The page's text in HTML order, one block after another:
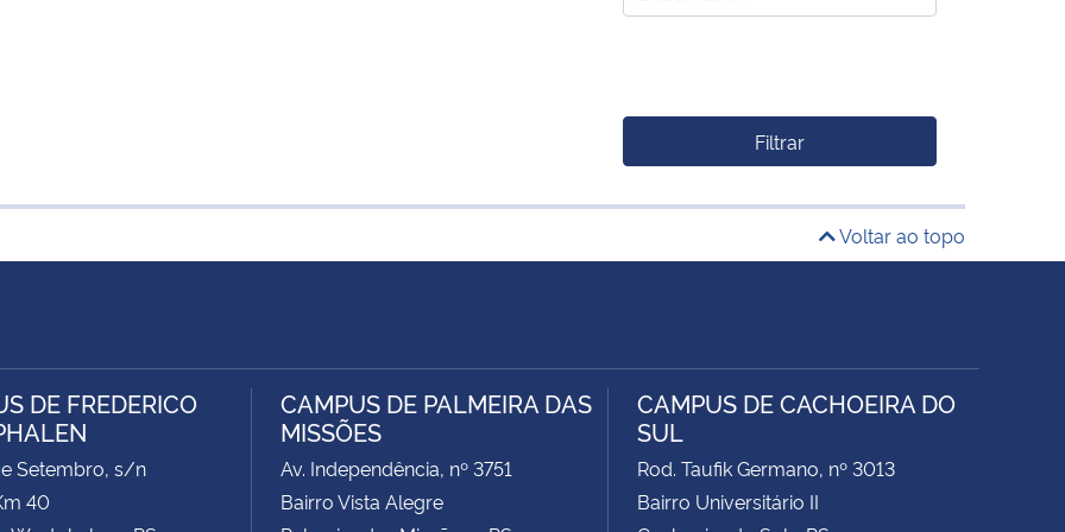
Filtrar
Voltar ao topo
DE FREDERICO
Setembro, s/n
40
CAMPUS DE PALMEIRA DAS
MISSÕES
Av. Independência, nº 3751
Bairro Vista Alegre
CAMPUS DE CACHOEIRA DO
SUL
Rod. Taufik Germano, nº 3013
Bairro Universitário II